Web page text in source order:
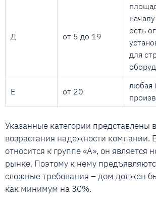
Д от 5 до 19
есть
для
Е от 20
любая
Указанные категории представлены
возрастания надежности компании.
относится к группе «А», он является
рынке. Поэтому к нему
сложные требования – дом должен
как минимум на 30%.